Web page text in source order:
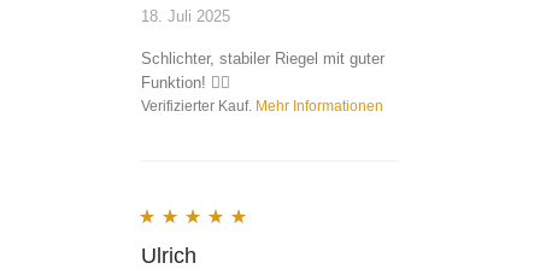
18. Juli 2025
Schlichter, stabiler Riegel mit guter
Funktion! 👍🏻
Verifizierter Kauf. Mehr Informationen
Bewertet mit
Ulrich